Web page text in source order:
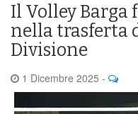
Il Volley Barga
nella trasferta
Divisione
1 Dicembre 2025 -